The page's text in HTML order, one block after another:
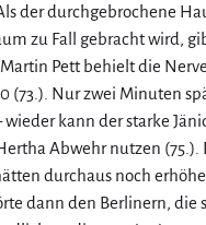
der durchgebrochene
zu Fall gebracht wird,
Pett behielt die
(73.). Nur zwei Minuten
kann der starke
Abwehr nutzen (75.).
durchaus noch
dann den Berlinern, die